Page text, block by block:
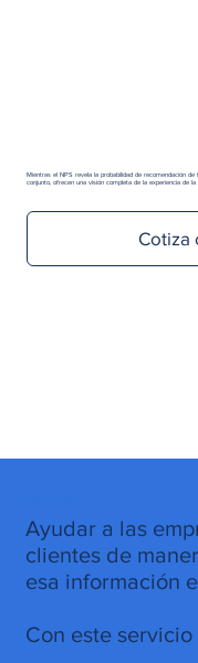
Mientras el NPS revela la probabilidad de recomendación
conjunto, ofrecen una visión completa de la experiencia de la
Cotiza
Ayudar a las
clientes de
esa información
Con este servicio